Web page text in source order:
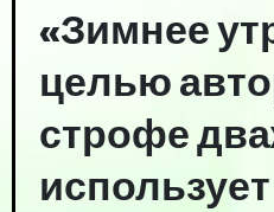
«Зимнее
целью
строфе